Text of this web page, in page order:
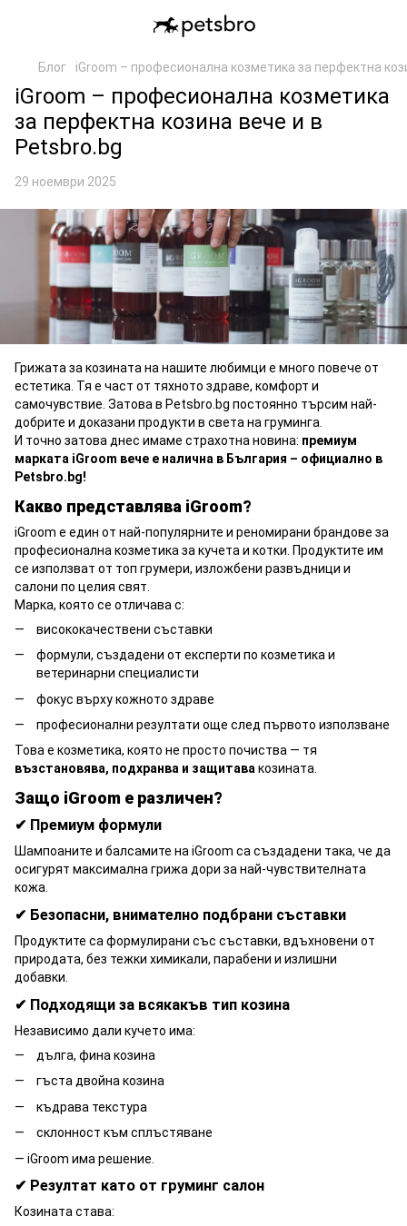
Блог iGroom – професионална козметика за перфектна
iGroom – професионална козметика
за перфектна козина вече и в
Petsbro.bg
29 ноември 2025
Грижата за козината на нашите любимци е много повече от
естетика. Тя е част от тяхното здраве, комфорт и
самочувствие. Затова в Petsbro.bg постоянно търсим най-
добрите и доказани продукти в света на груминга.
И точно затова днес имаме страхотна новина: премиум
марката iGroom вече е налична в България – официално в
Petsbro.bg!
Какво представлява iGroom?
iGroom е един от най-популярните и реномирани брандове за
професионална козметика за кучета и котки. Продуктите им
се използват от топ грумери, изложбени развъдници и
салони по целия свят.
Марка, която се отличава с:
висококачествени съставки
формули, създадени от експерти по козметика и
ветеринарни специалисти
фокус върху кожното здраве
професионални резултати още след първото използване
Това е козметика, която не просто почиства — тя
възстановява, подхранва и защитавакозината.
Защо iGroom е различен?
✔ Премиум формули
Шампоаните и балсамите на iGroom са създадени така, че да
осигурят максимална грижа дори за най-чувствителната
кожа.
✔ Безопасни, внимателно подбрани съставки
Продуктите са формулирани със съставки, вдъхновени от
природата, без тежки химикали, парабени и излишни
добавки.
✔ Подходящи за всякакъв тип козина
Независимо дали кучето има:
дълга, фина козина
гъста двойна козина
къдрава текстура
склонност към сплъстяване
— iGroom има решение.
✔ Резултат като от груминг салон
Козината става: